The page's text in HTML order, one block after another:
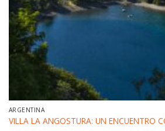
ARGENTINA
VILLA LA ANGOSTURA: UN ENCUENTRO